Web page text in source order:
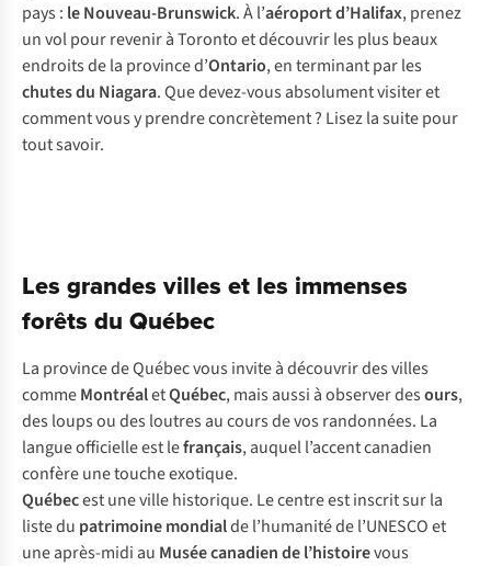
pays : le Nouveau-Brunswick. À l’aéroport d’Halifax, prenez
un vol pour revenir à Toronto et découvrir les plus beaux
endroits de la province d’Ontario, en terminant par les
chutes du Niagara. Que devez-vous absolument visiter et
comment vous y prendre concrètement ? Lisez la suite pour
tout savoir.
Les grandes villes et les immenses
forêts du Québec
La province de Québec vous invite à découvrir des villes
commeMontréaletQuébec, mais aussi à observer desours,
des loups ou des loutres au cours de vos randonnées. La
langue officielle est lefrançais, auquel l’accent canadien
confère une touche exotique.
Québecest une ville historique. Le centre est inscrit sur la
liste du patrimoine mondialde l’humanité de l’UNESCO et
une après-midi au Musée canadien de l’histoirevous